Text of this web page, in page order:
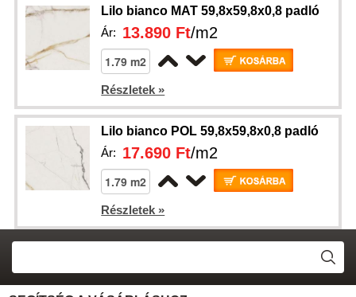
Lilo bianco MAT 59,8x59,8x0,8 padló
Ár: 13.890 Ft/m2
Részletek »
Lilo bianco POL 59,8x59,8x0,8 padló
Ár: 17.690 Ft/m2
Részletek »